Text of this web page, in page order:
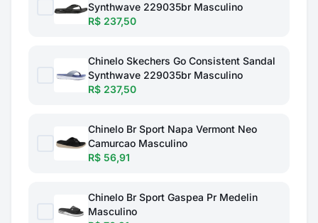
Synthwave 229035br Masculino
R$ 237,50
Chinelo Skechers Go Consistent Sandal
Synthwave 229035br Masculino
R$ 237,50
Chinelo Br Sport Napa Vermont Neo
Camurcao Masculino
R$ 56,91
Chinelo Br Sport Gaspea Pr Medelin
Masculino